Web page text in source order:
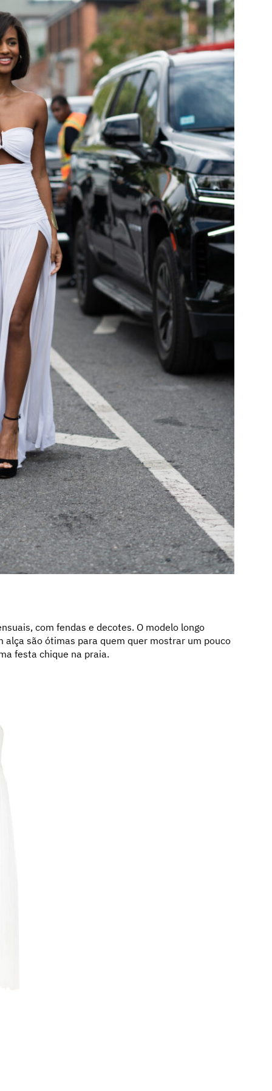
com fendas e decotes. O modelo longo
são ótimas para quem quer mostrar um pouco
festa chique na praia.